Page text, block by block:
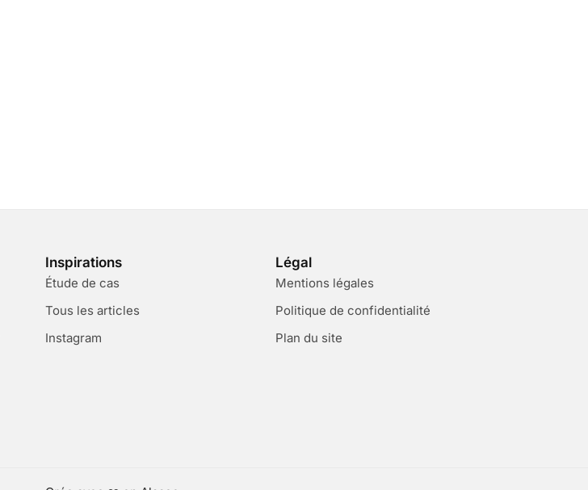
Inspirations
Étude de cas
Tous les articles
Instagram
Légal
Mentions légales
Politique de confidentialité
Plan du site